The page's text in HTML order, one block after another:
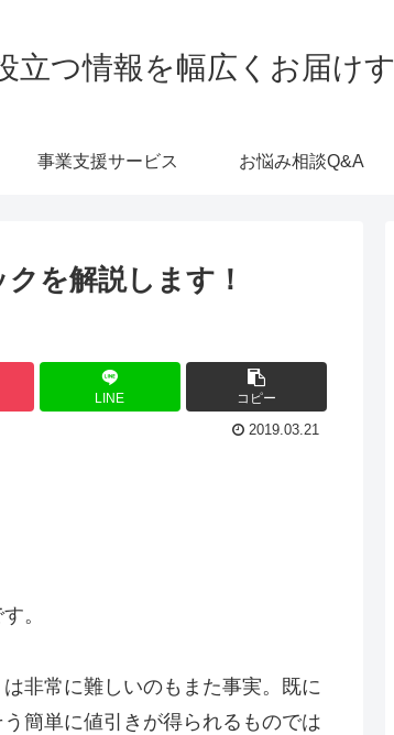
立つ情報を幅広くお届け
事業支援サービス お悩み相談Q&A
を解説します！
LINE コピー
2019.03.21
。
非常に難しいのもまた事実。既に
簡単に値引きが得られるものでは